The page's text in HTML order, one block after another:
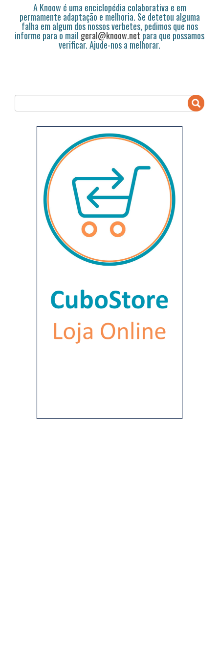
A Knoow é uma enciclopédia colaborativa e em
permamente adaptação e melhoria. Se detetou alguma
falha em algum dos nossos verbetes, pedimos que nos
informe para o mail geral@knoow.netpara que possamos
verificar. Ajude-nos a melhorar.